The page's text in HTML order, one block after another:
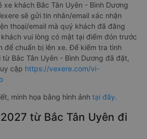
xe khách Bắc Tân Uyên - Bình Dương
sẽ gửi tin nhắn/email xác nhận
thoại/email mà quý khách đã đăng
vui lòng có mặt tại điểm đón trước
để chuẩn bị lên xe. Để kiểm tra tình
Bắc Tân Uyên - Bình Dương đã đặt,
cập https://vexere.com/vi-
minh họa bằng hình ảnh tại đây.
từ Bắc Tân Uyên đi